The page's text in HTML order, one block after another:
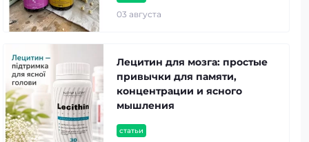
03 августа
статьи
Лецитин для мозга: простые
привычки для памяти,
концентрации и ясного
мышления